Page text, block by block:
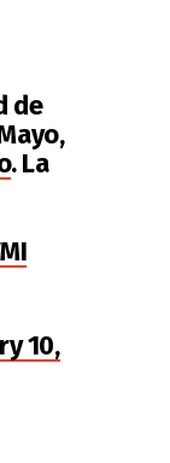
de
. La
10,